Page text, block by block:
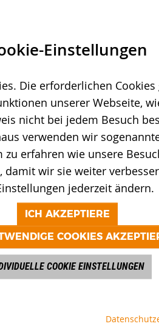
Einstellungen
Die erforderlichen
unserer Webseite,
nicht bei jedem Besuch
verwenden wir
zu erfahren wie unsere
damit wir sie weiter
jederzeit ändern.
ICH AKZEPTIERE
COOKIES
COOKIE EINSTELLUNGEN
Reimund Hoffmann,